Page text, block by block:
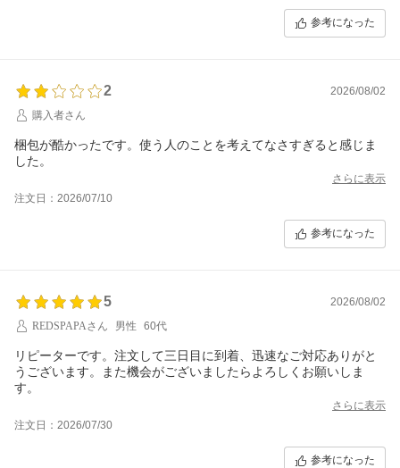
参考になった
2
2026/08/02
購入者さん
梱包が酷かったです。使う人のことを考えてなさすぎると感じま
した。
さらに表示
注文日：2026/07/10
参考になった
5
2026/08/02
REDSPAPAさん
男性 60代
リピーターです。注文して三日目に到着、迅速なご対応ありがと
うございます。また機会がございましたらよろしくお願いしま
す。
さらに表示
注文日：2026/07/30
参考になった